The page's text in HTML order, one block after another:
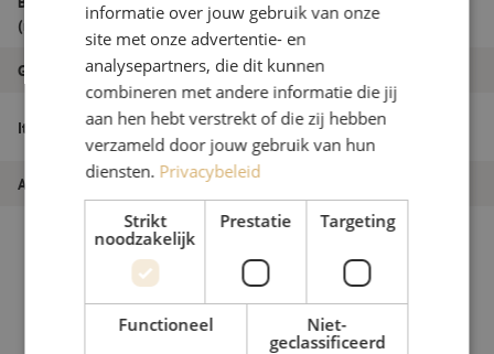
(mm)
1.8
Grade B
Itemnaam
Patchkabel duplex SM, LC/PC-LC/PC,
1.8mm, 5m
Artikelnummer M20000251
informatie over jouw gebruik van onze
site met onze advertentie- en
analysepartners, die dit kunnen
combineren met andere informatie die jij
aan hen hebt verstrekt of die zij hebben
verzameld door jouw gebruik van hun
diensten. Privacybeleid
Strikt
noodzakelijk
Prestatie Targeting
Functioneel
Niet-
geclassificeerd